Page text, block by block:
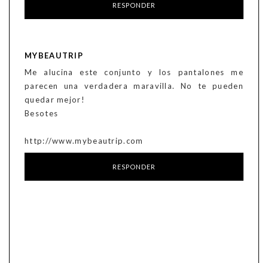
RESPONDER
MYBEAUTRIP
Me alucina este conjunto y los pantalones me
parecen una verdadera maravilla. No te pueden
quedar mejor!
Besotes
http://www.mybeautrip.com
RESPONDER